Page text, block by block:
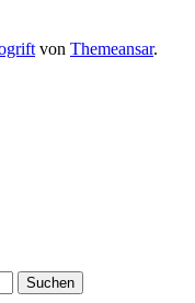
von Themeansar.